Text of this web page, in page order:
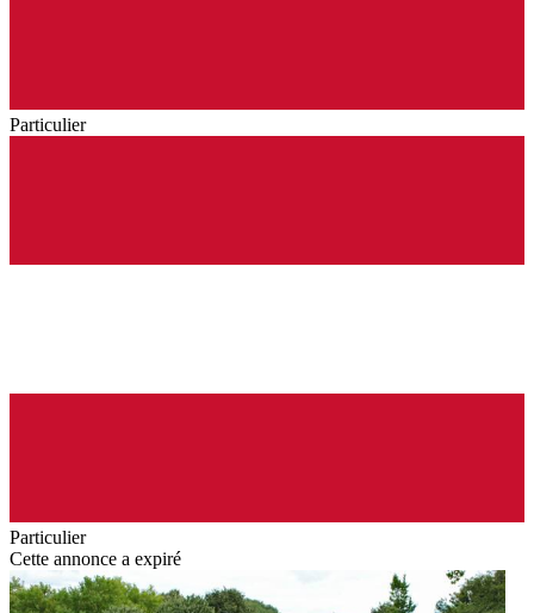
Particulier
Particulier
Cette annonce a expiré